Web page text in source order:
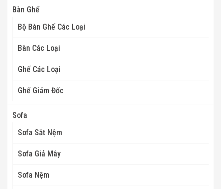
Bàn Ghế
Bộ Bàn Ghế Các Loại
Bàn Các Loại
Ghế Các Loại
Ghế Giám Đốc
Sofa
Sofa Sắt Nệm
Sofa Giả Mây
Sofa Nệm